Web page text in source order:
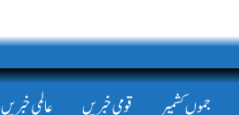
جموں کشمیر قومی خبریں عالمی خبریں